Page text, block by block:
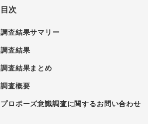
目次
調査結果サマリー
調査結果
調査結果まとめ
調査概要
プロポーズ意識調査に関するお問い合わせ